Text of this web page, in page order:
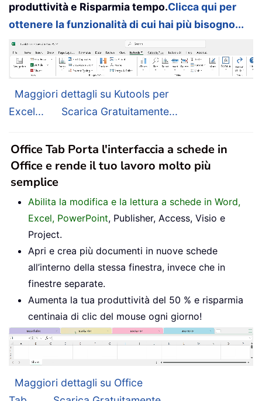
produttività e Risparmia tempo.Clicca qui per
ottenere la funzionalità di cui hai più bisogno...
Maggiori dettagli su Kutools per
Excel...
Scarica Gratuitamente...
Office Tab Porta l'interfaccia a schede in
Office e rende il tuo lavoro molto più
semplice
Abilita la modifica e la lettura a schede in Word,
Excel, PowerPoint, Publisher, Access, Visio e
Project.
Apri e crea più documenti in nuove schede
all’interno della stessa finestra, invece che in
finestre separate.
Aumenta la tua produttività del 50 % e risparmia
centinaia di clic del mouse ogni giorno!
Maggiori dettagli su Office